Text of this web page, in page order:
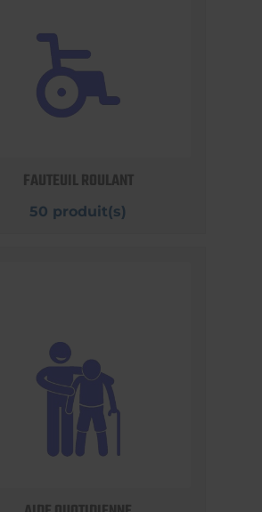
FAUTEUIL ROULANT
50 produit(s)